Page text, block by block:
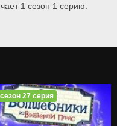
1 сезон 1 серию.
27 серия